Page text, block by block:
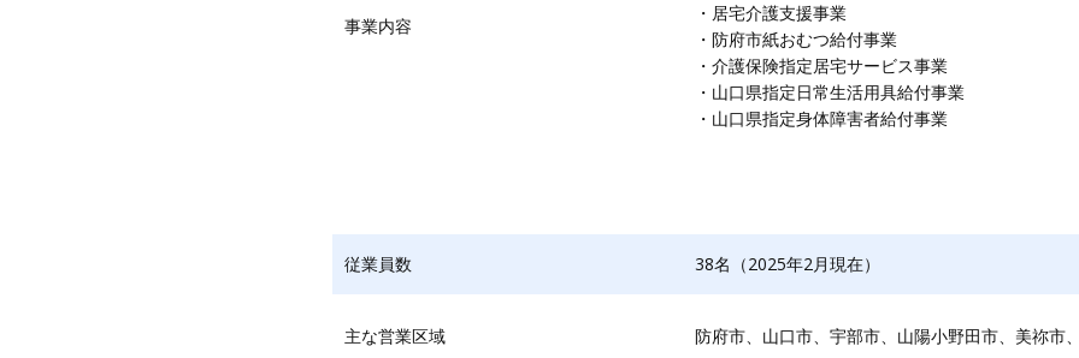
事業内容
・居宅介護支援事業
・防府市紙おむつ給付事業
・​介護保険指定居宅サービス事業
・山口県指定日常生活用具給付事業
・山口県指定身体障害者給付事業
従業員数 38名（2025年2月現在）
主な営業区域 防府市、山口市、宇部市、山陽小野田市、美祢市